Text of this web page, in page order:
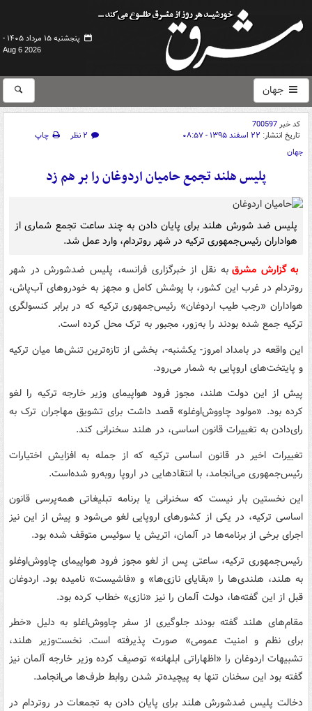
پنجشنبه ۱۵ مرداد ۱۴۰۵ -
Aug 6 2026
جهان
کد خبر700597
تاریخ انتشار: ۲۲ اسفند ۱۳۹۵ - ۰۸:۵۷ ۲ نظر
چاپ
جهان
پلیس هلند تجمع حامیان اردوغان را بر هم زد
پلیس ضد شورش هلند برای پایان دادن به چند ساعت تجمع شماری از
هواداران رئیس‌جمهوری ترکیه در شهر روتردام، وارد عمل شد.
به گزارش مشرق به نقل از خبرگزاری فرانسه، پلیس ضدشورش در شهر
روتردام در غرب این کشور، با پوشش کامل و مجهز به خودروهای آب‌پاش،
هواداران «رجب طیب اردوغان» رئیس‌جمهوری ترکیه که در برابر کنسولگری
ترکیه جمع شده بودند را به‌زور، مجبور به ترک محل کرده ‌است.
این واقعه در بامداد امروز- یکشنبه-، بخشی از تازه‌ترین تنش‌ها میان ترکیه
و پایتخت‌های اروپایی به شمار می‌رود.
پیش از این دولت هلند، مجوز فرود هواپیمای وزیر خارجه ترکیه را لغو
کرده بود. «مولود چاووش‌اوغلو» قصد داشت برای تشویق مهاجران ترک به
رای‌دادن به تغییرات قانون اساسی، در هلند سخنرانی کند.
تغییرات اخیر در قانون اساسی ترکیه که از جمله به افزایش اختیارات
رئیس‌جمهوری می‌انجامد، با انتقادهایی در اروپا روبه‌رو شده‌است.
این نخستین بار نیست که سخنرانی یا برنامه تبلیغاتی همه‌پرسی قانون
اساسی ترکیه، در یکی از کشورهای اروپایی لغو می‌شود و پیش از این نیز
اجرای برخی از برنامه‌ها در آلمان، اتریش یا سوئیس متوقف شده بود.
رئیس‌جمهوری ترکیه، ساعتی پس از لغو مجوز فرود هواپیمای چاووش‌اوغلو
به هلند، هلندی‌ها را «بقایای نازی‌ها» و «فاشیست» نامیده بود. اردوغان
قبل از این گفته‌ها، دولت آلمان را نیز «نازی» خطاب کرده بود.
مقام‌های هلند گفته بودند جلوگیری از سفر چاووش‌اغلو به دلیل «خطر
برای نظم و امنیت عمومی» صورت پذیرفته است. نخست‌وزیر هلند،
تشبیهات اردوغان را «اظهاراتی ابلهانه» توصیف کرده وزیر خارجه آلمان نیز
گفته بود این سخنان تنها به پیچیده‌تر شدن روابط طرف‌ها می‌انجامد.
دخالت پلیس ضدشورش هلند برای پایان دادن به تجمعات در روتردام در